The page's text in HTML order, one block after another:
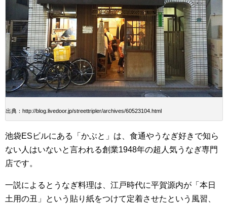
出典：http://blog.livedoor.jp/streettripler/archives/60523104.html
池袋ESビルにある「かぶと」は、食通やうなぎ好きで知ら
ない人はいないと言われる創業1948年の超人気うなぎ専門
店です。
一説によるとうなぎ料理は、江戸時代に平賀源内が「本日
土用の丑」という貼り紙をつけて定着させたという風習、